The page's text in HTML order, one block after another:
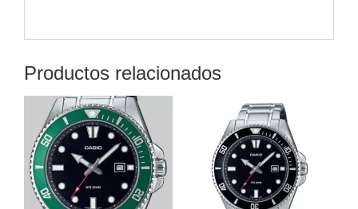
Productos relacionados